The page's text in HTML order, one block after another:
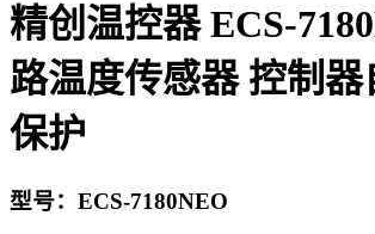
精创温控器 ECS-
路温度传感器 控制器
保护
型号：ECS-7180NEO